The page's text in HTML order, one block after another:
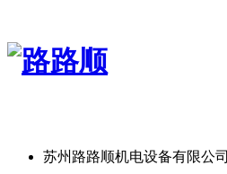
苏州路路顺机电设备有限公司